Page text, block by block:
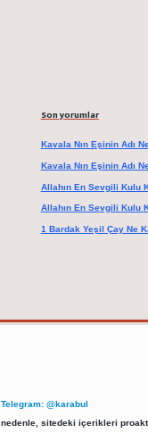
Son yorumlar
Kavala Nın Eşinin Adı
Kavala Nın Eşinin Adı
Allahın En Sevgili Kulu
Allahın En Sevgili Kulu
1 Bardak Yeşil Çay Ne
Telegram: @karabul
sitedeki içerikleri